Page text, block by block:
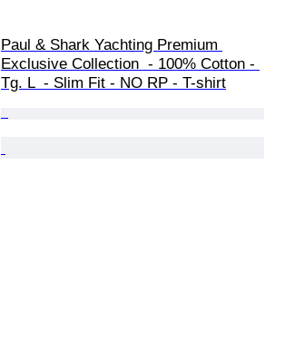
Paul & Shark Yachting Premium
Exclusive Collection  - 100% Cotton -
Tg. L  - Slim Fit - NO RP - T-shirt